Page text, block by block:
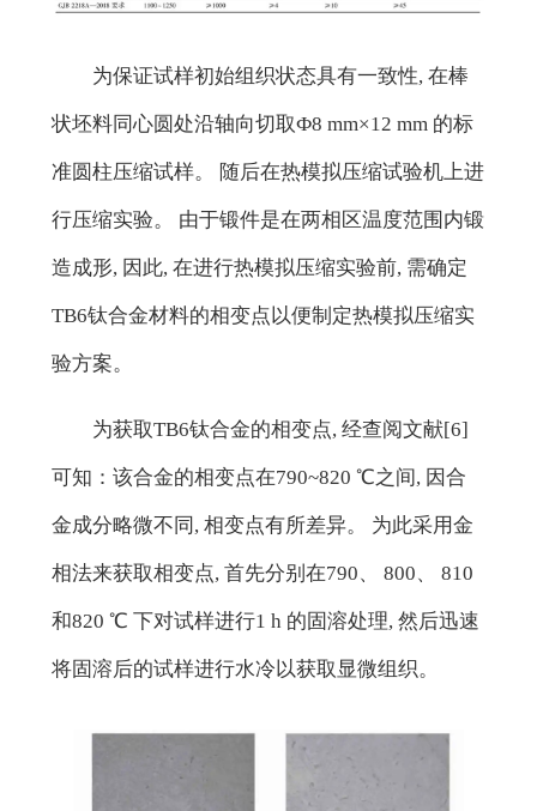
为保证试样初始组织状态具有一致性, 在棒
状坯料同心圆处沿轴向切取Ф8 mm×12 mm 的标
准圆柱压缩试样。 随后在热模拟压缩试验机上进
行压缩实验。 由于锻件是在两相区温度范围内锻
造成形, 因此, 在进行热模拟压缩实验前, 需确定
TB6钛合金材料的相变点以便制定热模拟压缩实
验方案。
为获取TB6钛合金的相变点, 经查阅文献[6]
可知：该合金的相变点在790~820 ℃之间, 因合
金成分略微不同, 相变点有所差异。 为此采用金
相法来获取相变点, 首先分别在790、 800、 810
和820 ℃ 下对试样进行1 h 的固溶处理, 然后迅速
将固溶后的试样进行水冷以获取显微组织。